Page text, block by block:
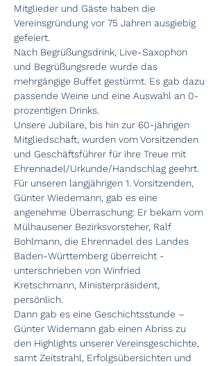
Mitglieder und Gäste haben die
Vereinsgründung vor 75 Jahren ausgiebig
gefeiert.
Nach Begrüßungsdrink, Live-Saxophon
und Begrüßungsrede wurde das
mehrgängige Buffet gestürmt. Es gab dazu
passende Weine und eine Auswahl an 0-
prozentigen Drinks.
Unsere Jubilare, bis hin zur 60-jährigen
Mitgliedschaft, wurden vom Vorsitzenden
und Geschäftsführer für ihre Treue mit
Ehrennadel/Urkunde/Handschlag geehrt.
Für unseren langjährigen 1. Vorsitzenden,
Günter Wiedemann, gab es eine
angenehme Überraschung: Er bekam vom
Mülhausener Bezirksvorsteher, Ralf
Bohlmann, die Ehrennadel des Landes
Baden-Württemberg überreicht -
unterschrieben von Winfried
Kretschmann, Ministerpräsident,
persönlich.
Dann gab es eine Geschichtsstunde –
Günter Widemann gab einen Abriss zu
den Highlights unserer Vereinsgeschichte,
samt Zeitstrahl, Erfolgsübersichten und